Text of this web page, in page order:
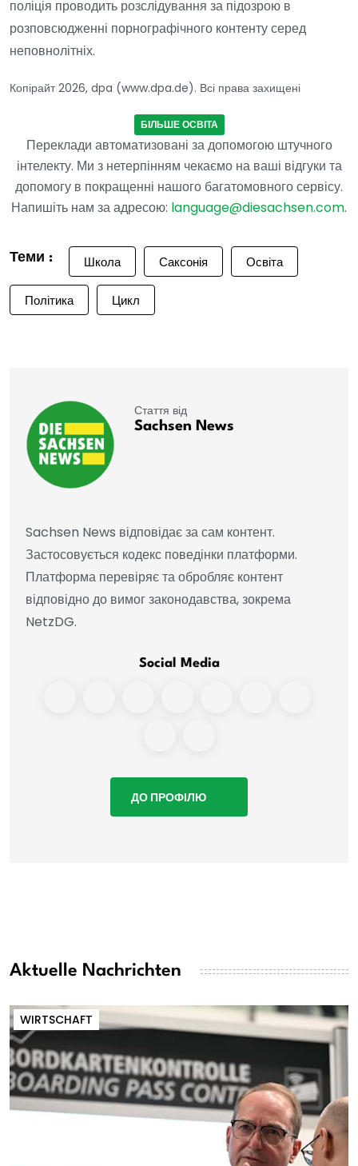
поліція проводить розслідування за підозрою в
розповсюдженні порнографічного контенту серед
неповнолітніх.
Копірайт 2026, dpa (www.dpa.de). Всі права захищені
БІЛЬШЕ ОСВІТА
Переклади автоматизовані за допомогою штучного
інтелекту. Ми з нетерпінням чекаємо на ваші відгуки та
допомогу в покращенні нашого багатомовного сервісу.
Напишіть нам за адресою: language@diesachsen.com.
Теми : Школа Саксонія Освіта
Політика Цикл
Стаття від
Sachsen News
Sachsen News відповідає за сам контент.
Застосовується кодекс поведінки платформи.
Платформа перевіряє та обробляє контент
відповідно до вимог законодавства, зокрема
NetzDG.
Social Media
ДО ПРОФІЛЮ
Aktuelle Nachrichten
WIRTSCHAFT